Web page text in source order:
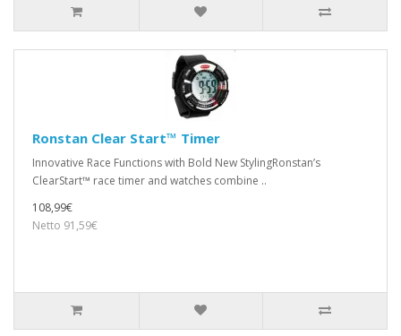
Ronstan Clear Start™ Timer
Innovative Race Functions with Bold New StylingRonstan’s
ClearStart™ race timer and watches combine ..
108,99€
Netto 91,59€